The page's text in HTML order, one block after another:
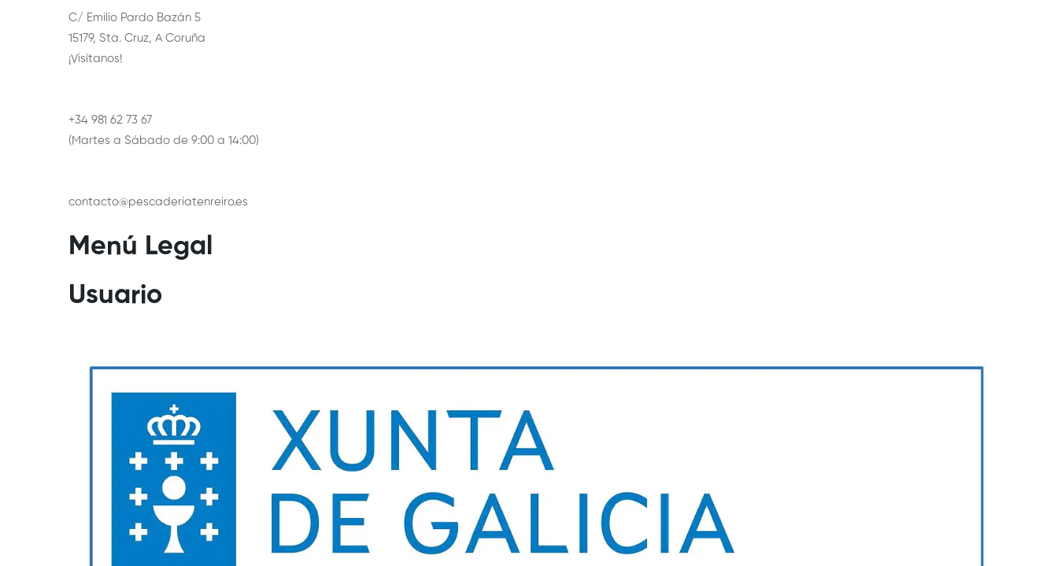
C/ Emilio Pardo Bazán 5
15179, Sta. Cruz, A Coruña
¡Visítanos!
+34 981 62 73 67
(Martes a Sábado de 9:00 a 14:00)
contacto@pescaderiatenreiro.es
Menú Legal
Usuario